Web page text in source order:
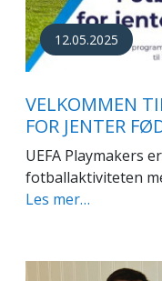
12.05.2025
VELKOMMEN
FOR JENTER
UEFA Playmakers
fotballaktiviteten
Les mer…